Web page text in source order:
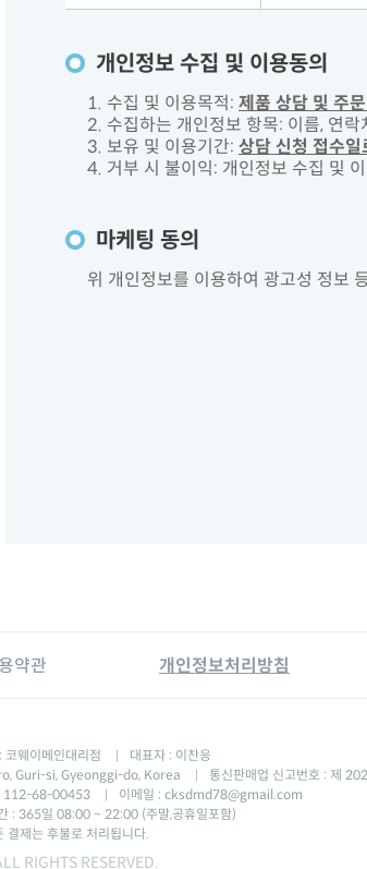
개인정보 수집 및 이용동의
1. 수집 및 이용목적: 제품 상담 및 주
2. 수집하는 개인정보 항목: 이름, 연락
3. 보유 및 이용기간: 상담 신청 접수
4. 거부 시 불이익: 개인정보 수집 및
마케팅 동의
위 개인정보를 이용하여 광고성 정보
약관 개인정보처리방침
코웨이메인대리점
대표자 : 이찬응
Guri-si, Gyeonggi-do, Korea
통신판매업 신고번호 : 제
112-68-00453
이메일 : cksdmd78@gmail.com
: 365일 08:00 ~ 22:00 (주말,공휴일포함)
결제는 후불로 처리됩니다.
RIGHTS RESERVED.